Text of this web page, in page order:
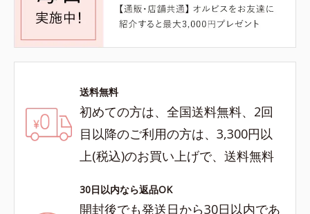
送料無料
初めての方は、全国送料無料、2回
目以降のご利用の方は、3,300円以
上(税込)のお買い上げで、送料無料
30日以内なら返品OK
開封後でも発送日から30日以内であ